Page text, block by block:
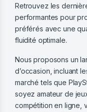
Retrouvez les
performantes pour
préférés avec une
fluidité optimale.
Nous proposons un
d’occasion, incluant
marché tels que
soyez amateur de
compétition en ligne,